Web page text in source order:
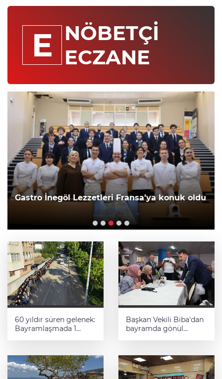
E NÖBETÇİ
ECZANE
Gastro İnegöl Lezzetleri Fransa’ya konuk oldu
60 yıldır süren gelenek:
Bayramlaşmada 1
Başkan Vekili Biba'dan
bayramda gönül